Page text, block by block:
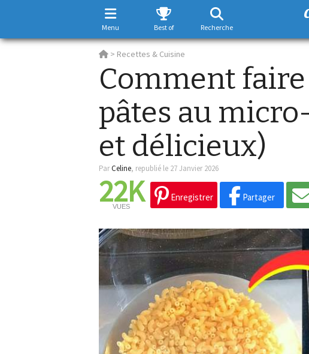
Menu Best of Recherche
> Recettes & Cuisine
Comment
pâtes au
et délicieux)
ParCeline, republié le 27 Janvier 2026
22K
VUES
Enregistrer Partager